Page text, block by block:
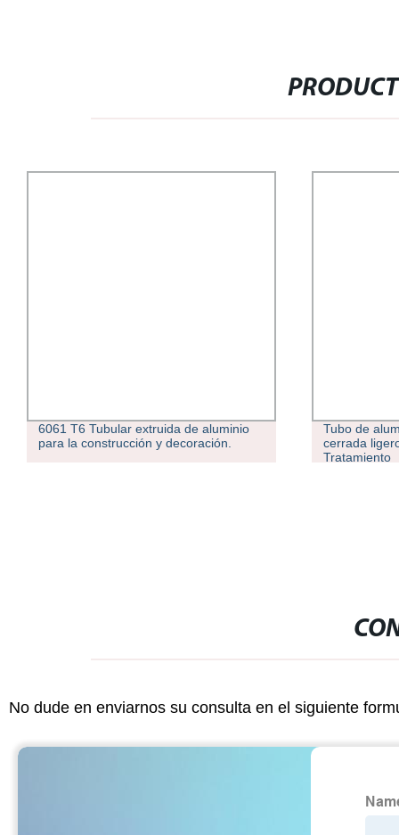
Tubo de aluminio colapsible de boca
cerrada ligero para tintes de pelo y.
Ghana
Casement Z
No dude en enviarnos su consulta en el siguiente